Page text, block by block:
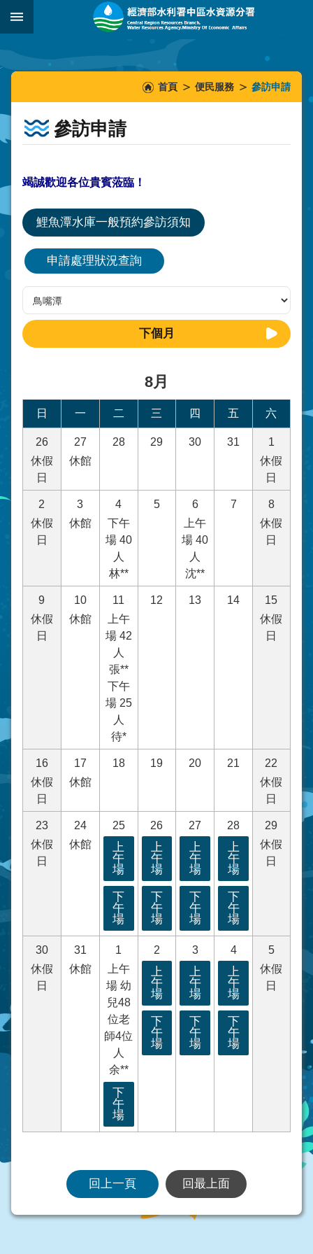
跳到主要內容區塊
::::::
首頁 便民服務 參訪申請
參訪申請
竭誠歡迎各位貴賓蒞臨！
鯉魚潭水庫一般預約參訪須知
申請處理狀況查詢
下個月
8月
日 一 二 三 四 五 六
26
休假
日
27
休館
28 29 30 31
1
休假
日
2
休假
日
3
休館
4
下午
場 40
人
林**
5
6
上午
場 40
人
沈**
7
8
休假
日
9
休假
日
10
休館
11
上午
場 42
人
張**
下午
場 25
人
待*
12 13 14
15
休假
日
16
休假
日
17
休館
18 19 20 21
22
休假
日
23
休假
日
24
休館
25
上
午
場
下
午
場
26
上
午
場
下
午
場
27
上
午
場
下
午
場
28
上
午
場
下
午
場
29
休假
日
30
休假
日
31
休館
1
上午
場 幼
兒48
位老
師4位
人
余**
下
午
場
2
上
午
場
下
午
場
3
上
午
場
下
午
場
4
上
午
場
下
午
場
5
休假
日
回上一頁 回最上面